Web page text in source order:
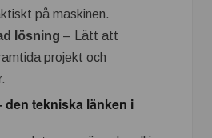
på maskinen.
lösning – Lätt att
projekt och
den tekniska länken i